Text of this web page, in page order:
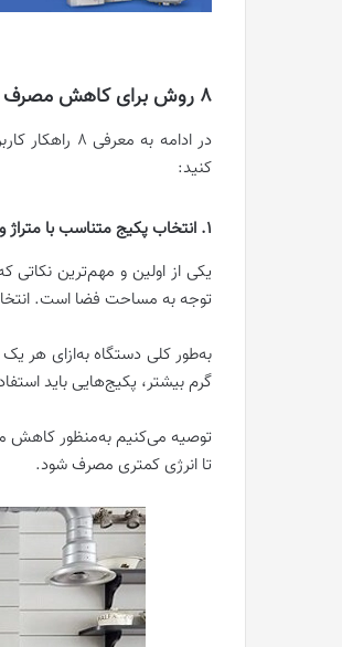
8 روش برای کاهش مصرف گاز پکیج
در ادامه
کنید:
1. انتخاب پکیج متناسب با متراژ و مساحت خانه
یکی از اولین و مهم‌ترین
توجه به مساحت فضا است.
به‌طور کلی دستگاه به‌ازای هر
گرم بیشتر، پکیج‌هایی باید
توصیه می‌کنیم به‌منظور کاهش
تا انرژی کمتری مصرف شود.